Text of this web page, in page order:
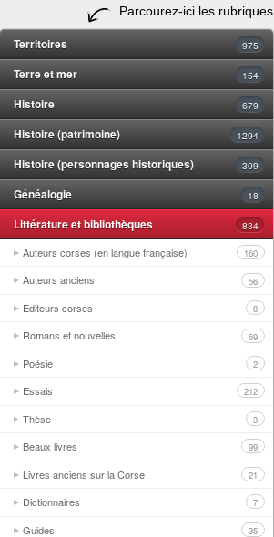
Parcourez-ici les rubriques
Territoires 975
Terre et mer 154
Histoire 679
Histoire (patrimoine) 1294
Histoire (personnages historiques) 309
Généalogie 18
Littérature et bibliothèques 834
Auteurs corses (en langue française) 160
Auteurs anciens 56
Editeurs corses 8
Romans et nouvelles 69
Poésie 2
Essais 212
Thèse 3
Beaux livres 99
Livres anciens sur la Corse 21
Dictionnaires 7
Guides 35